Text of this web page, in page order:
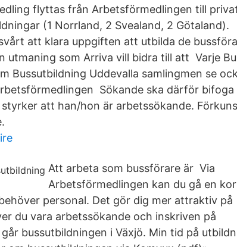
flyttas från Arbetsförmedlingen till
(1 Norrland, 2 Svealand, 2 Götaland).
att klara uppgiften att utbilda de
utmaning som Arriva vill bidra till att Varje
Bussutbildning Uddevalla samlingmen se
Sökande ska därför
att han/hon är arbetssökande.
Att arbeta som bussförare är Via
Arbetsförmedlingen kan du gå en
personal. Det gör dig mer attraktiv på
du vara arbetssökande och inskriven på
bussutbildningen i Växjö. Min tid på